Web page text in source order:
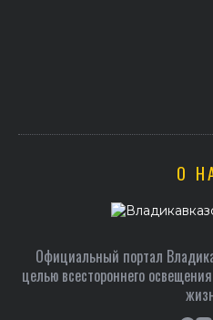
О
Официальный портал
целью всестороннего